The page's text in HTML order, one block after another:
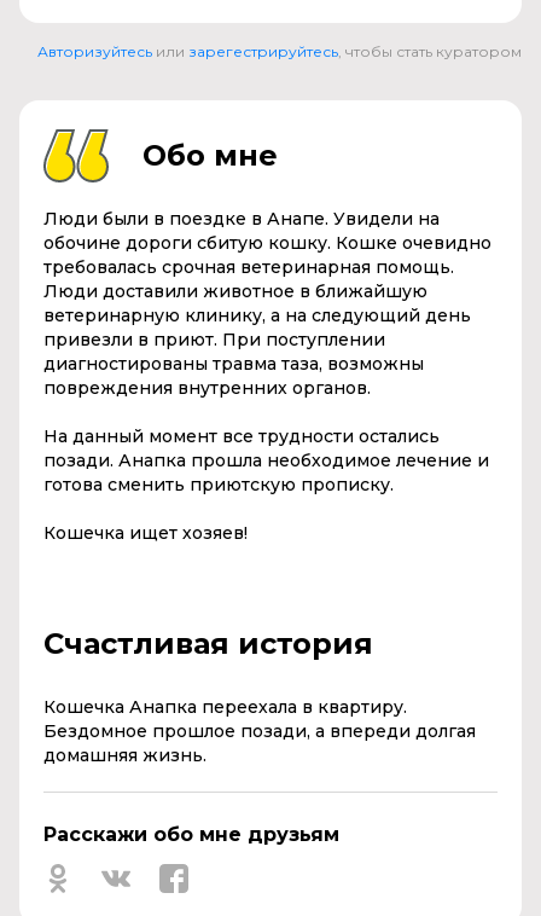
Авторизуйтесь или зарегестрируйтесь, чтобы стать куратором
Обо мне
Люди были в поездке в Анапе. Увидели на
обочине дороги сбитую кошку. Кошке очевидно
требовалась срочная ветеринарная помощь.
Люди доставили животное в ближайшую
ветеринарную клинику, а на следующий день
привезли в приют. При поступлении
диагностированы травма таза, возможны
повреждения внутренних органов.
На данный момент все трудности остались
позади. Анапка прошла необходимое лечение и
готова сменить приютскую прописку.
Кошечка ищет хозяев!
Счастливая история
Кошечка Анапка переехала в квартиру.
Бездомное прошлое позади, а впереди долгая
домашняя жизнь.
Расскажи обо мне друзьям